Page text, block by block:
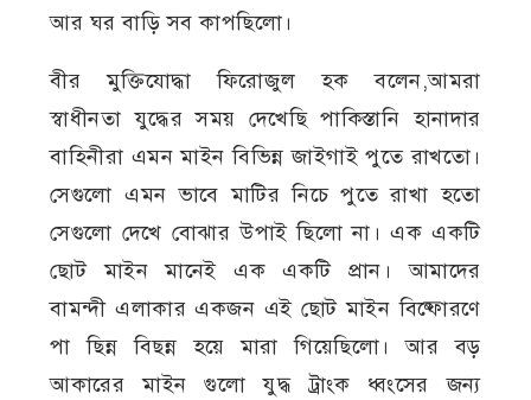
আর ঘর বাড়ি সব কাপছিলো।
বীর মুক্তিযোদ্ধা ফিরোজুল হক বলেন,আমরা
স্বাধীনতা যুদ্ধের সময় দেখেছি পাকিস্তানি হানাদার
বাহিনীরা এমন মাইন বিভিন্ন জাইগাই পুতে রাখতো।
সেগুলো এমন ভাবে মাটির নিচে পুতে রাখা হতো
সেগুলো দেখে বোঝার উপাই ছিলো না। এক একটি
ছোট মাইন মানেই এক একটি প্রান। আমাদের
বামন্দী এলাকার একজন এই ছোট মাইন বিষ্ফোরণে
পা ছিন্ন বিছন্ন হয়ে মারা গিয়েছিলো। আর বড়
আকারের মাইন গুলো যুদ্ধ ট্রাংক ধ্বংসের জন‍্য